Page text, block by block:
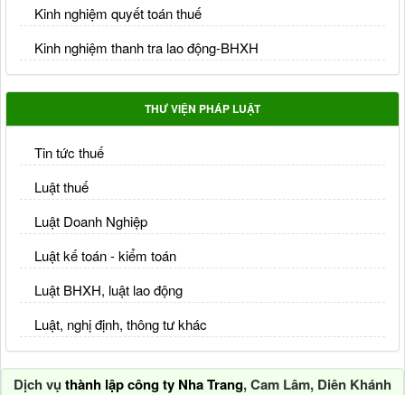
Kinh nghiệm quyết toán thuế
Kinh nghiệm thanh tra lao động-BHXH
THƯ VIỆN PHÁP LUẬT
Tin tức thuế
Luật thuế
Luật Doanh Nghiệp
Luật kế toán - kiểm toán
Luật BHXH, luật lao động
Luật, nghị định, thông tư khác
Dịch vụ thành lập công ty Nha Trang, Cam Lâm, Diên Khánh